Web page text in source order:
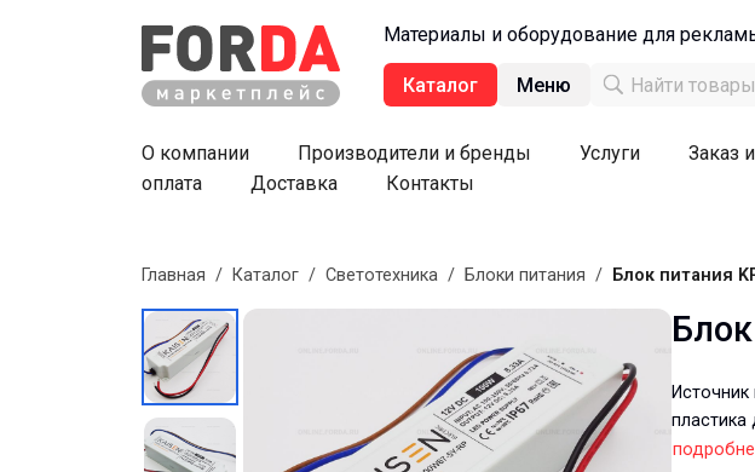
Материалы и оборудование для
Каталог Меню
О компании Производители и бренды Услуги
Заказ и
оплата
Доставка Контакты
Главная / Каталог / Светотехника / Блоки питания / Блок питания